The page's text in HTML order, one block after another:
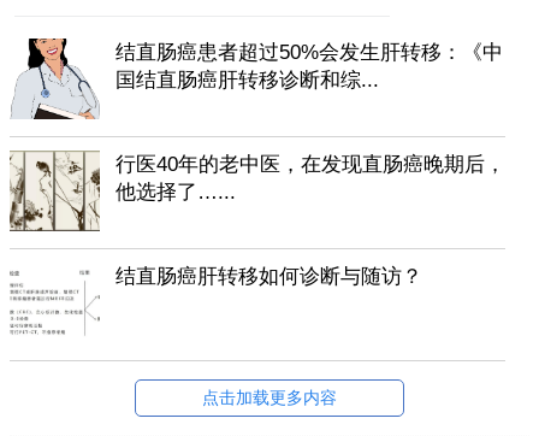
结直肠癌患者超过50%会发生肝转移：《中
国结直肠癌肝转移诊断和综...
行医40年的老中医，在发现直肠癌晚期后，
他选择了…...
结直肠癌肝转移如何诊断与随访？
点击加载更多内容